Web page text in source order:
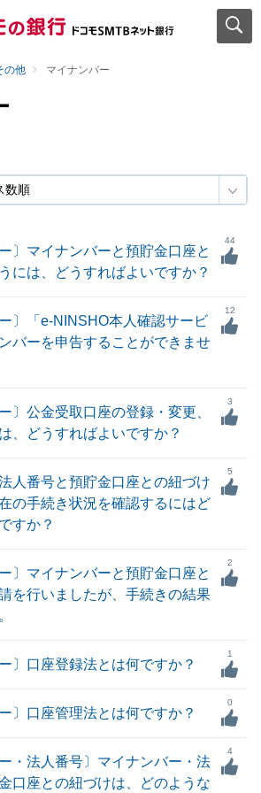
の他 マイナンバー
〕マイナンバーと預貯金口座と
には、どうすればよいですか？
44
〕「e-NINSHO本人確認サービ
バーを申告することができませ
12
〕公金受取口座の登録・変更、
、どうすればよいですか？
3
人番号と預貯金口座との紐づけ
の手続き状況を確認するにはど
すか？
5
〕マイナンバーと預貯金口座と
を行いましたが、手続きの結果
2
〕口座登録法とは何ですか？
1
〕口座管理法とは何ですか？
0
・法人番号〕マイナンバー・法
口座との紐づけは、どのような
4